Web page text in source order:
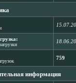
759
информация